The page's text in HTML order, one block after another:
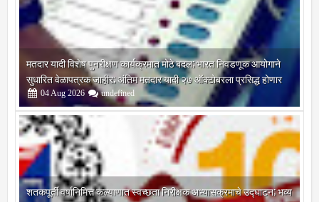
मतदार यादी विशेष पुनरीक्षण कार्यक्रमात मोठे बदल; भारत निवडणूक आयोगाने
सुधारित वेळापत्रक जाहीर; अंतिम मतदार यादी २७ ऑक्टोबरला प्रसिद्ध होणार
04Aug 2026 undefined